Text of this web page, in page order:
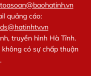
toasoan@baohatinh.vn
quảng cáo:
truyền hình Hà Tĩnh.
có sự chấp thuận